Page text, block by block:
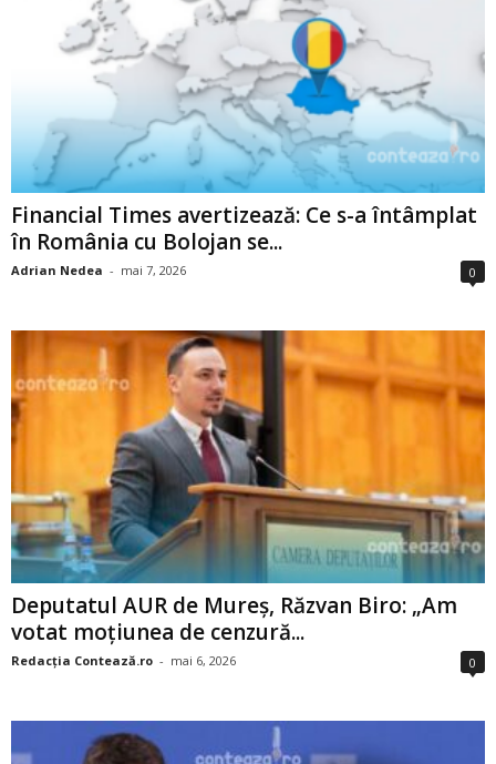
Financial Times avertizează: Ce s-a întâmplat
în România cu Bolojan se...
Adrian Nedea - mai 7, 2026 0
Deputatul AUR de Mureș, Răzvan Biro: „Am
votat moțiunea de cenzură...
Redacția Contează.ro - mai 6, 2026 0